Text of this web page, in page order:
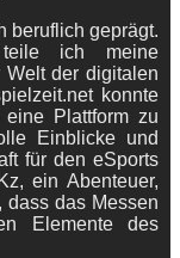
beruflich geprägt.
ich meine
Welt der digitalen
konnte
Plattform zu
Einblicke und
für den eSports
ein Abenteuer,
dass das Messen
Elemente des